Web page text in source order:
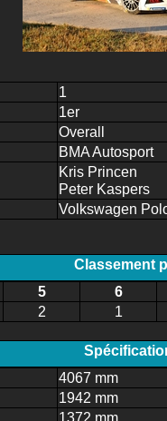
1
1er
Overall
BMA Autosport
Kris Princen
Peter Kaspers
Volkswagen
Classement
5 6
2 1
4067 mm
1942 mm
1372 mm